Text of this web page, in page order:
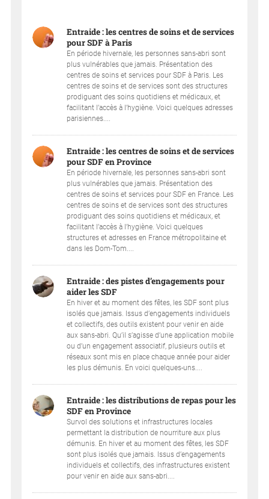
Entraide : les centres de soins et de services
pour SDF à Paris
En période hivernale, les personnes sans-abri sont
plus vulnérables que jamais. Présentation des
centres de soins et services pour SDF à Paris. Les
centres de soins et de services sont des structures
prodiguant des soins quotidiens et médicaux, et
facilitant l’accès à l’hygiène. Voici quelques adresses
parisiennes....
Entraide : les centres de soins et de services
pour SDF en Province
En période hivernale, les personnes sans-abri sont
plus vulnérables que jamais. Présentation des
centres de soins et services pour SDF en France. Les
centres de soins et de services sont des structures
prodiguant des soins quotidiens et médicaux, et
facilitant l’accès à l’hygiène. Voici quelques
structures et adresses en France métropolitaine et
dans les Dom-Tom....
Entraide : des pistes d’engagements pour
aider les SDF
En hiver et au moment des fêtes, les SDF sont plus
isolés que jamais. Issus d’engagements individuels
et collectifs, des outils existent pour venir en aide
aux sans-abri. Qu’il s’agisse d’une application mobile
ou d’un engagement associatif, plusieurs outils et
réseaux sont mis en place chaque année pour aider
les plus démunis. En voici quelques-uns....
Entraide : les distributions de repas pour les
SDF en Province
Survol des solutions et infrastructures locales
permettant la distribution de nourriture aux plus
démunis. En hiver et au moment des fêtes, les SDF
sont plus isolés que jamais. Issus d’engagements
individuels et collectifs, des infrastructures existent
pour venir en aide aux sans-abri....